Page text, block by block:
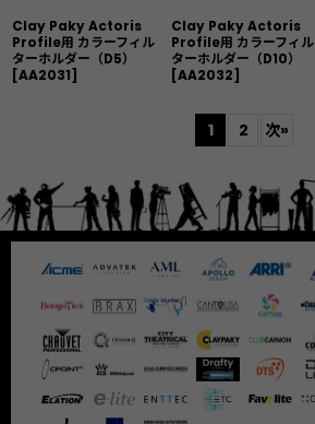
Clay Paky Actoris
Profile用 カラーフィル
ターホルダー（D5）
[AA2031]
Clay Paky Actoris
Profile用 カラーフィル
ターホルダー（D10）
[AA2032]
1 2 次»